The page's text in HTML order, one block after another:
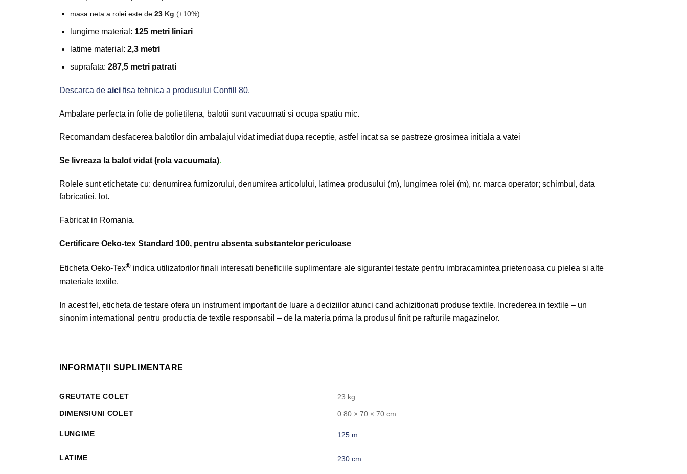
masa neta a rolei este de 23 Kg (±10%)
lungime material: 125 metri liniari
latime material: 2,3 metri
suprafata: 287,5 metri patrati
Descarca de aicifisa tehnica a produsului Confill 80.
Ambalare perfecta in folie de polietilena, balotii sunt vacuumati si ocupa spatiu mic.
Recomandam desfacerea balotilor din ambalajul vidat imediat dupa receptie, astfel incat sa se pastreze grosimea initiala a vatei
Se livreaza la balot vidat (rola vacuumata).
Rolele sunt etichetate cu: denumirea furnizorului, denumirea articolului, latimea produsului (m), lungimea rolei (m), nr. marca operator; schimbul, data
fabricatiei, lot.
Fabricat in Romania.
Certificare Oeko-tex Standard 100, pentru absenta substantelor periculoase
Eticheta Oeko-Tex®indica utilizatorilor finali interesati beneficiile suplimentare ale sigurantei testate pentru imbracamintea prietenoasa cu pielea si alte
materiale textile.
In acest fel, eticheta de testare ofera un instrument important de luare a deciziilor atunci cand achizitionati produse textile. Increderea in textile – un
sinonim international pentru productia de textile responsabil – de la materia prima la produsul finit pe rafturile magazinelor.
INFORMAȚII SUPLIMENTARE
GREUTATE COLET
23 kg
DIMENSIUNI COLET
0.80 × 70 × 70 cm
LUNGIME 125 m
LATIME 230 cm